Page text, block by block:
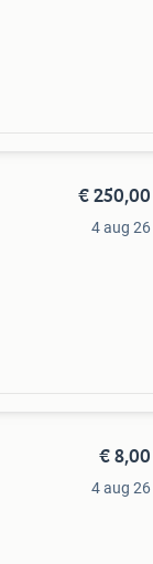
€ 250,00
4 aug 26
€ 8,00
4 aug 26